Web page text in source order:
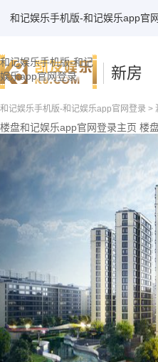
和记娱乐手机版-和记娱乐app官
和记娱乐手机版-和记
娱乐app官网登录
新房
和记娱乐手机版-和记娱乐app官网登录 >
楼盘和记娱乐app官网登录主页 楼